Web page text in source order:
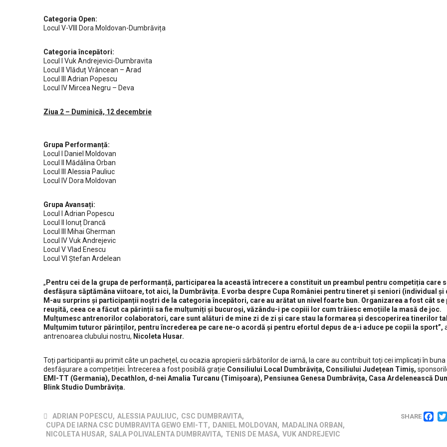
Categoria Open:
Locul V-VIII Dora Moldovan-Dumbrăvița
Categoria începători:
Locul I Vuk Andrejevici-Dumbravita
Locul II Vlăduț Vrâncean – Arad
Locul III Adrian Popescu
Locul IV Mircea Negru – Deva
Ziua 2 – Duminică, 12 decembrie
Grupa Performanță:
Locul I Daniel Moldovan
Locul II Mădălina Orban
Locul III Alessia Pauliuc
Locul IV Dora Moldovan
Grupa Avansați:
Locul I Adrian Popescu
Locul II Ionuț Drancă
Locul III Mihai Gherman
Locul IV Vuk Andrejevic
Locul V Vlad Enescu
Locul VI Ștefan Ardelean
„ Pentru cei de la grupa de performanță, participarea la această întrecere a constituit un preambul pentru competiția care
desfășura săptămâna viitoare, tot aici, la Dumbrăvița. E vorba despre Cupa României pentru tineret și seniori (individual și
M-au surprins și participanții noștri de la categoria începători, care au arătat un nivel foarte bun. Organizarea a fost cât se
reușită, ceea ce a făcut ca părinții sa fie mulțumiți și bucuroși, văzându-i pe copiii lor cum trăiesc emoțiile la masă de joc.
Mulțumesc antrenorilor colaboratori, care sunt alături de mine zi de zi și care stau la formarea și descoperirea tinerilor
Mulțumim tuturor părinților, pentru încrederea pe care ne-o acordă și pentru efortul depus de a-i aduce pe copii la sport”,
antrenoarea clubului nostru, Nicoleta Husar.
Toți participanții au primit câte un pachețel, cu ocazia apropierii sărbătorilor de iarnă, la care au contribuit toți cei implicați în buna
desfășurare a competiției. Întrecerea a fost posibilă grație Consiliului Local Dumbrăvița, Consiliului Județean Timiș,
EMI-TT (Germania), Decathlon, d-nei Amalia Turcanu (Timișoara), Pensiunea Genesa Dumbrăvița, Casa Ardelenească
Blink Studio Dumbrăvița.
ADRIAN POPESCU, ALESSIA PAULIUC, CSC DUMBRAVITA,
CUPA DE IARNA CSC DUMBRAVITA GEWO EMI-TT, DANIEL MOLDOVAN , MADALINA ORBAN ,
NICOLETA HUSAR, SALA POLIVALENTA DUMBRAVITA, TENIS DE MASA, VUK ANDREJEVIC
SHARE
Despre club
Clubul Sportiv Comunal Dumbrăvița este un club sportiv de
drept public, înființat ca instituţie publică polisportivă și va
avea ca obiectiv principal de activitate selecţia, pregătirea,